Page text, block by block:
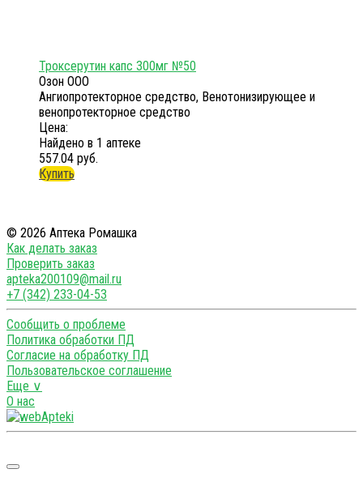
Троксерутин капс 300мг №50
Озон ООО
Ангиопротекторное средство, Венотонизирующее и
венопротекторное средство
Цена:
Найдено в 1 аптеке
557.04 руб.
Купить
© 2026 Аптека Ромашка
Как делать заказ
Проверить заказ
apteka200109@mail.ru
+7 (342) 233-04-53
Сообщить о проблеме
Политика обработки ПД
Согласие на обработку ПД
Пользовательское соглашение
Еще ∨
О нас